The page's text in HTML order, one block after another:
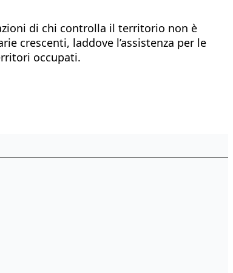
di chi controlla il territorio non è
crescenti, laddove l’assistenza per le
occupati.